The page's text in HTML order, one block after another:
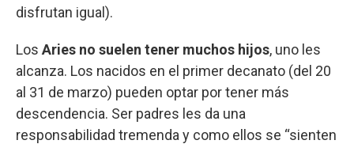
disfrutan igual).
Los Aries no suelen tener muchos hijos, uno les
alcanza. Los nacidos en el primer decanato (del 20
al 31 de marzo) pueden optar por tener más
descendencia. Ser padres les da una
responsabilidad tremenda y como ellos se “sienten